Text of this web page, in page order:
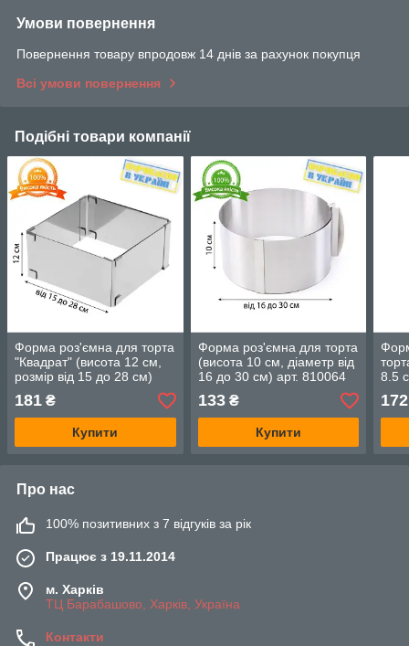
Умови повернення
Повернення товару впродовж 14 днів за рахунок покупця
Всі умови повернення
Подібні товари компанії
Форма роз'ємна для торта
"Квадрат" (висота 12 см,
розмір від 15 до 28 см)
арт. 810081
181 ₴
Купити
Форма роз'ємна для торта
(висота 10 см, діаметр від
16 до 30 см) арт. 810064
133₴
Купити
8.5
см)
172
Про нас
100% позитивних з 7 відгуків за рік
Працює з 19.11.2014
м. Харків
ТЦ Барабашово, Харків, Україна
Контакти